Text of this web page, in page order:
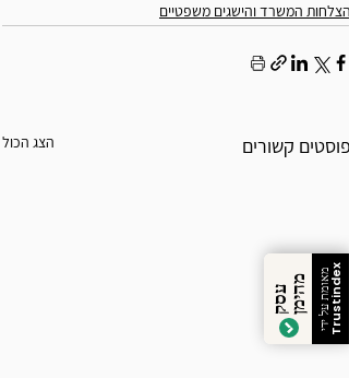
הצלחות המשרד והישגים משפטיים
פוסטים קשורים הצג הכול
ע
ס
ק מ ה
י
מ ן מאומת על ידיTrustindex